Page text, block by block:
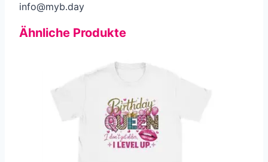
info@myb.day
Ähnliche Produkte